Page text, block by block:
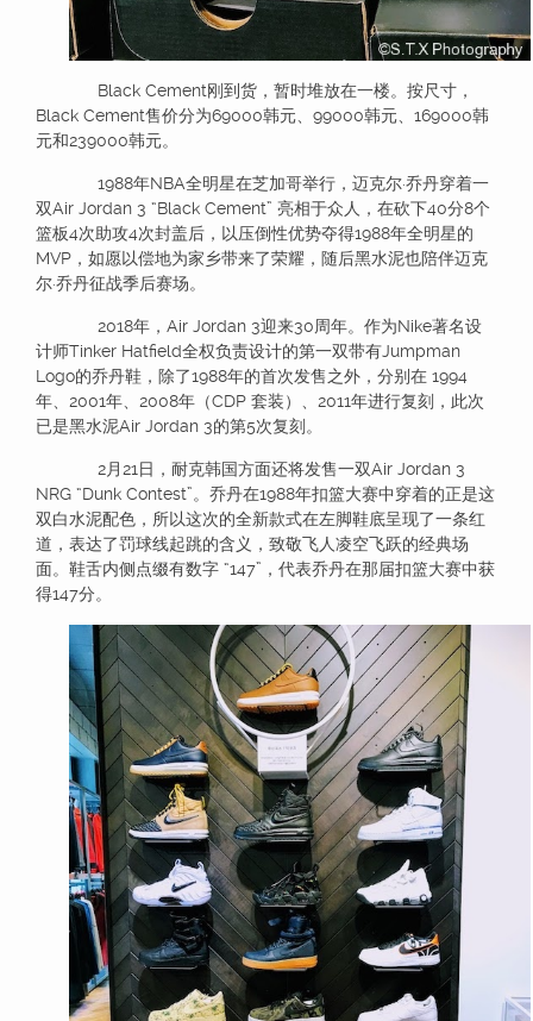
Black Cement刚到货，暂时堆放在一楼。按尺寸，
Black Cement售价分为69000韩元、99000韩元、169000韩
元和239000韩元。
1988年NBA全明星在芝加哥举行，迈克尔·乔丹穿着一
双Air Jordan 3 “Black Cement” 亮相于众人，在砍下40分8个
篮板4次助攻4次封盖后，以压倒性优势夺得1988年全明星的
MVP，如愿以偿地为家乡带来了荣耀，随后黑水泥也陪伴迈克
尔·乔丹征战季后赛场。
2018年，Air Jordan 3迎来30周年。作为Nike著名设
计师Tinker Hatfield全权负责设计的第一双带有Jumpman
Logo的乔丹鞋，除了1988年的首次发售之外，分别在 1994
年、2001年、2008年（CDP 套装）、2011年进行复刻，此次
已是黑水泥Air Jordan 3的第5次复刻。
2月21日，耐克韩国方面还将发售一双Air Jordan 3
NRG “Dunk Contest”。乔丹在1988年扣篮大赛中穿着的正是这
双白水泥配色，所以这次的全新款式在左脚鞋底呈现了一条红
道，表达了罚球线起跳的含义，致敬飞人凌空飞跃的经典场
面。鞋舌内侧点缀有数字 “147”，代表乔丹在那届扣篮大赛中获
得147分。